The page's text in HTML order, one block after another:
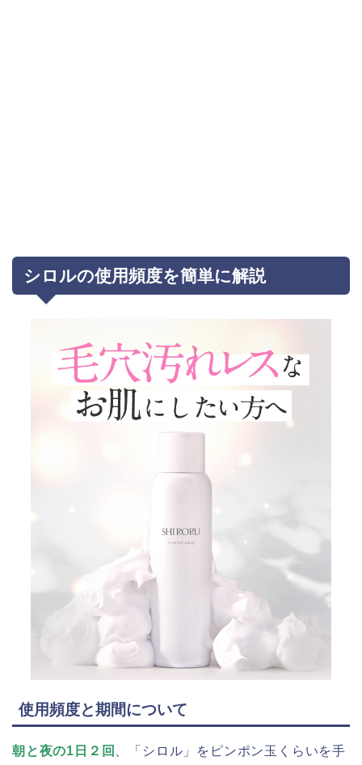
シロルの使用頻度を簡単に解説
使用頻度と期間について
朝と夜の1日２回 、「 シロル 」をピンポン玉くらいを手